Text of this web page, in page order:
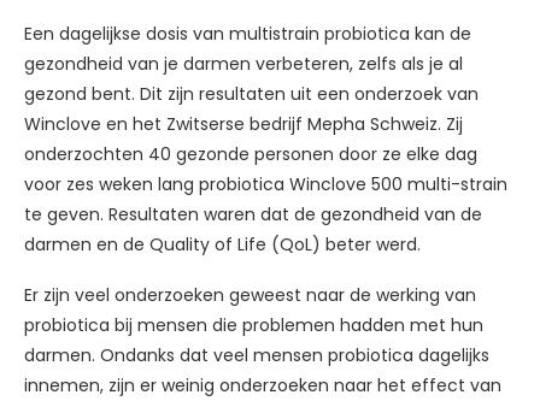
Een dagelijkse dosis van multistrain probiotica kan de
gezondheid van je darmen verbeteren, zelfs als je al
gezond bent. Dit zijn resultaten uit een onderzoek van
Winclove en het Zwitserse bedrijf Mepha Schweiz. Zij
onderzochten 40 gezonde personen door ze elke dag
voor zes weken lang probiotica Winclove 500 multi-strain
te geven. Resultaten waren dat de gezondheid van de
darmen en de Quality of Life (QoL) beter werd.
Er zijn veel onderzoeken geweest naar de werking van
probiotica bij mensen die problemen hadden met hun
darmen. Ondanks dat veel mensen probiotica dagelijks
innemen, zijn er weinig onderzoeken naar het effect van